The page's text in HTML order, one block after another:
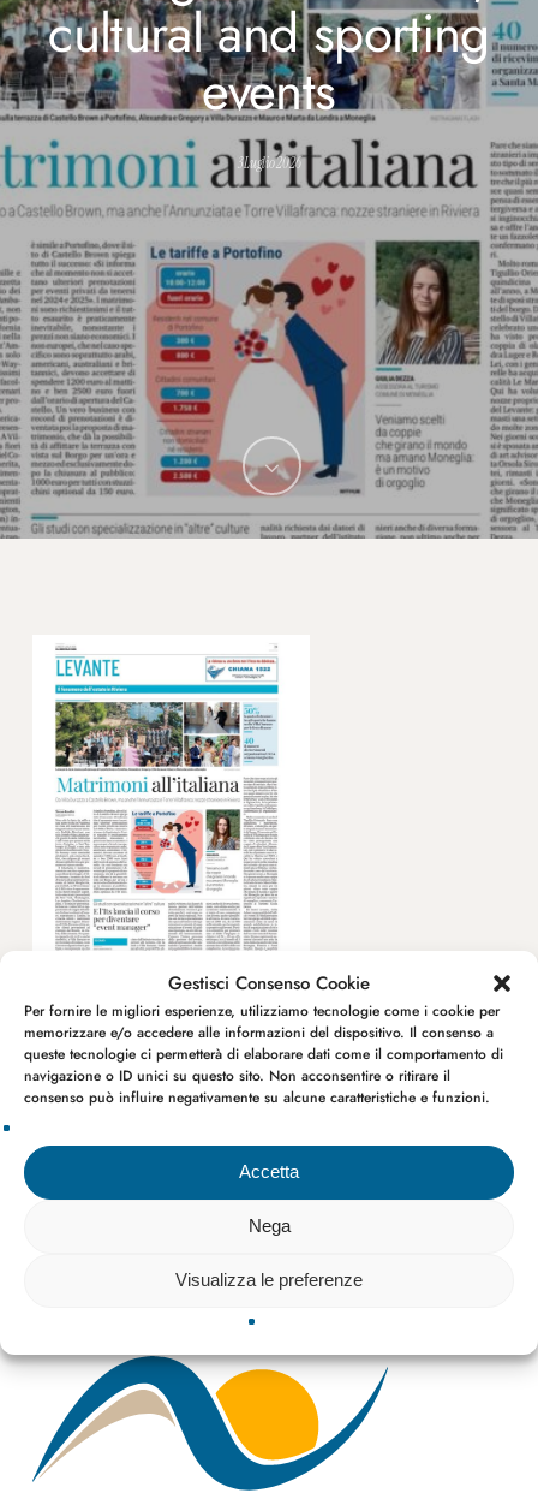
Gestisci Consenso Cookie
Per fornire le migliori esperienze, utilizziamo tecnologie come i cookie per
memorizzare e/o accedere alle informazioni del dispositivo. Il consenso a
queste tecnologie ci permetterà di elaborare dati come il comportamento di
navigazione o ID unici su questo sito. Non acconsentire o ritirare il
consenso può influire negativamente su alcune caratteristiche e funzioni.
Accetta
Nega
Visualizza le preferenze
cultural and sporting
events
3 Luglio 2026
news